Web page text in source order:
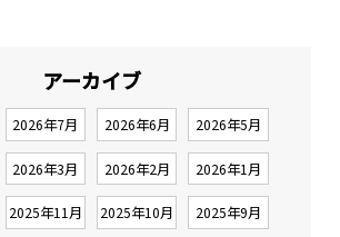
アーカイブ
2026年7月 2026年6月 2026年5月
2026年3月 2026年2月 2026年1月
2025年11月 2025年10月 2025年9月